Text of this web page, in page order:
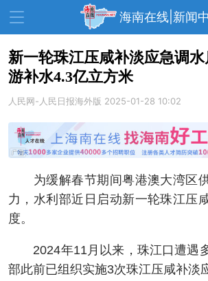
海南在线|新闻
资讯中心 热点
教育 健康 房产
生活 演出 活动
展会
人才在线 天涯企服
新一轮珠江压咸补淡应急调
游补水4.3亿立方米
人民网-人民日报海外版 2025-01-28 10:02
为缓解春节期间粤港澳大湾区
力，水利部近日启动新一轮珠江压
度。
2024年11月以来，珠江口遭遇
部此前已组织实施3次珠江压咸补淡